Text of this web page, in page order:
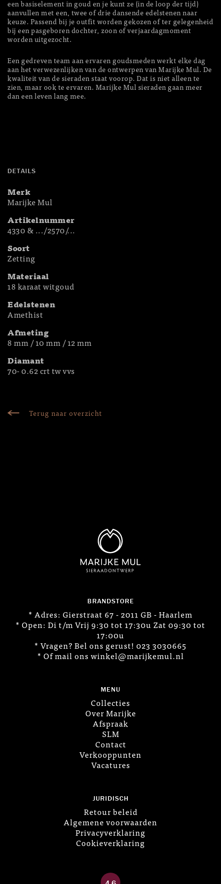
een basiselement in goud en je kunt ze (in de loop der tijd)
aanvullen met een, twee of drie dansende edelstenen naar
keuze. Passendbij je outfit worden gekozen of ter gelegenheid
bij een pasgeboren dochter, zoon of verjaardagmoment
worden uitgezocht.
Een gedreven team aan ervaren goudsmeden werkt elke dag
aan het verwezenlijken van de ontwerpen van Marijke Mul. De
kwaliteit van de sieraden staat voorop. Dat is niet alleen te
zien, maar ook te ervaren. Marijke Mul sieraden gaan meer
dan een leven lang mee.
DETAILS
Merk
Marijke Mul
Artikelnummer
4330 & .../2570/...
Soort
Zetting
Materiaal
18 karaat witgoud
Edelstenen
Amethist
Afmeting
8 mm / 10 mm / 12 mm
Diamant
70- 0.62 crt tw vvs
Terug naar overzicht
BRANDSTORE
* Adres: Gierstraat 67 - 2011 GB - Haarlem
* Open: Di t/m Vrij 9:30 tot 17:30u Zat 09:30 tot
17:00u
* Vragen? Bel ons gerust! 023 3030665
* Of mail ons winkel@marijkemul.nl
MENU
Collecties
Over Marijke
Afspraak
SLM
Contact
Verkooppunten
Vacatures
JURIDISCH
Retour beleid
Algemene voorwaarden
Privacyverklaring
Cookieverklaring